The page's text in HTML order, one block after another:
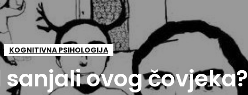
KOGNITIVNA PSIHOLOGIJA
ovog čovjeka?